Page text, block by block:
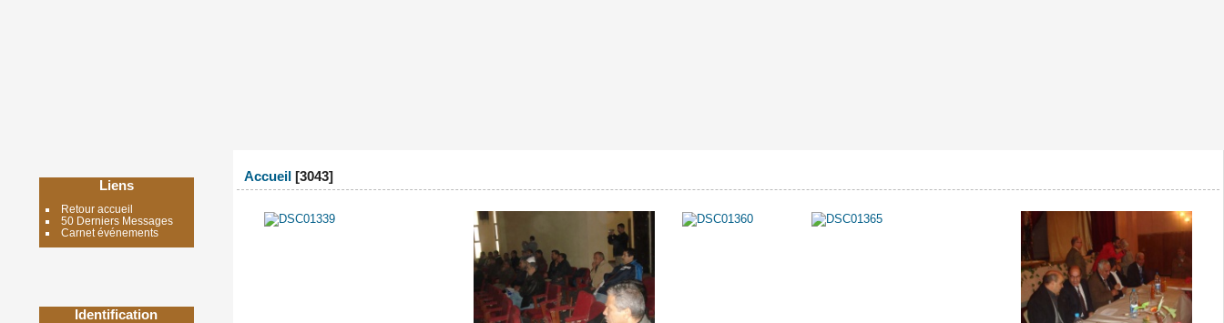
Liens
Retour accueil
50 Derniers Messages
Carnet événements
Identification
Accueil 3043